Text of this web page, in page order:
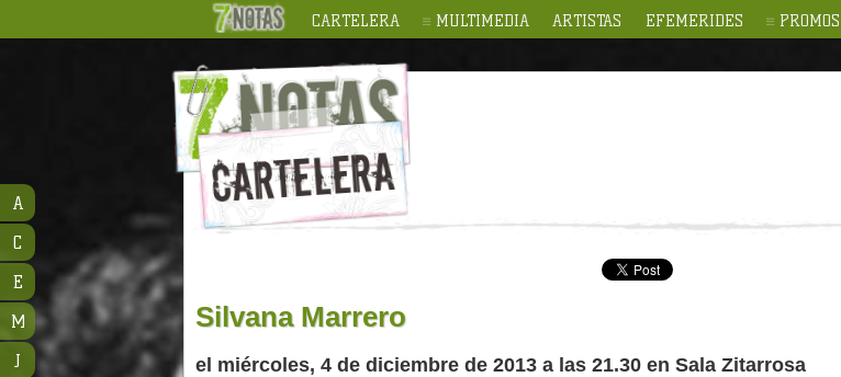
CARTELERA MULTIMEDIA ARTISTAS EFEMERIDES PROMOS
Silvana Marrero
el miércoles, 4 de diciembre de 2013 a las 21.30 en Sala Zitarrosa
A
C
E
M
J